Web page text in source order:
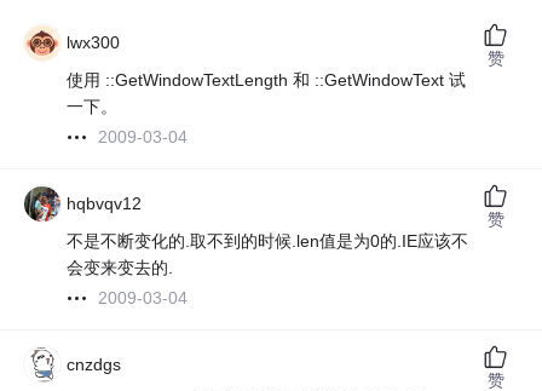
lwx300
使用 ::GetWindowTextLength 和 ::GetWindowText 试
一下。
2009-03-04
赞
hqbvqv12
不是不断变化的.取不到的时候.len值是为0的.IE应该不
会变来变去的.
2009-03-04
赞
cnzdgs
赞